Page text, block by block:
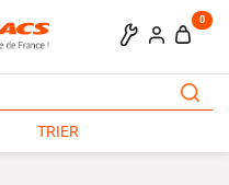
0
TRIER